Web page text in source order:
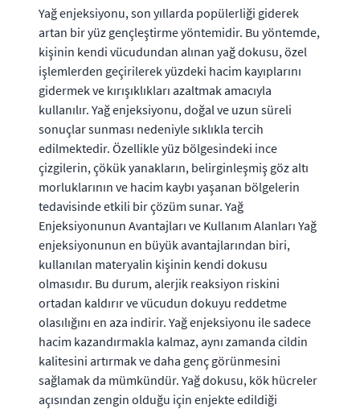
Yağ enjeksiyonu, son yıllarda popülerliği giderek
artan bir yüz gençleştirme yöntemidir. Bu yöntemde,
kişinin kendi vücudundan alınan yağ dokusu, özel
işlemlerden geçirilerek yüzdeki hacim kayıplarını
gidermek ve kırışıklıkları azaltmak amacıyla
kullanılır. Yağ enjeksiyonu, doğal ve uzun süreli
sonuçlar sunması nedeniyle sıklıkla tercih
edilmektedir. Özellikle yüz bölgesindeki ince
çizgilerin, çökük yanakların, belirginleşmiş göz altı
morluklarının ve hacim kaybı yaşanan bölgelerin
tedavisinde etkili bir çözüm sunar. Yağ
Enjeksiyonunun Avantajları ve Kullanım Alanları Yağ
enjeksiyonunun en büyük avantajlarından biri,
kullanılan materyalin kişinin kendi dokusu
olmasıdır. Bu durum, alerjik reaksiyon riskini
ortadan kaldırır ve vücudun dokuyu reddetme
olasılığını en aza indirir. Yağ enjeksiyonu ile sadece
hacim kazandırmakla kalmaz, aynı zamanda cildin
kalitesini artırmak ve daha genç görünmesini
sağlamak da mümkündür. Yağ dokusu, kök hücreler
açısından zengin olduğu için enjekte edildiği